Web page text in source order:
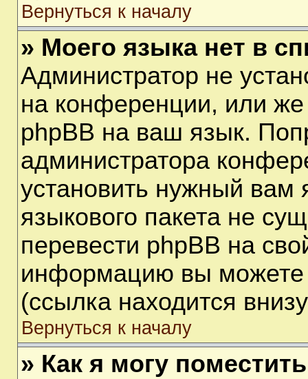
Вернуться к началу
» Моего языка нет в
Администратор не
на конференции, или же
phpBB на ваш язык.
администратора
установить нужный вам
языкового пакета не
перевести phpBB на
информацию вы можете
(ссылка находится
Вернуться к началу
» Как я могу